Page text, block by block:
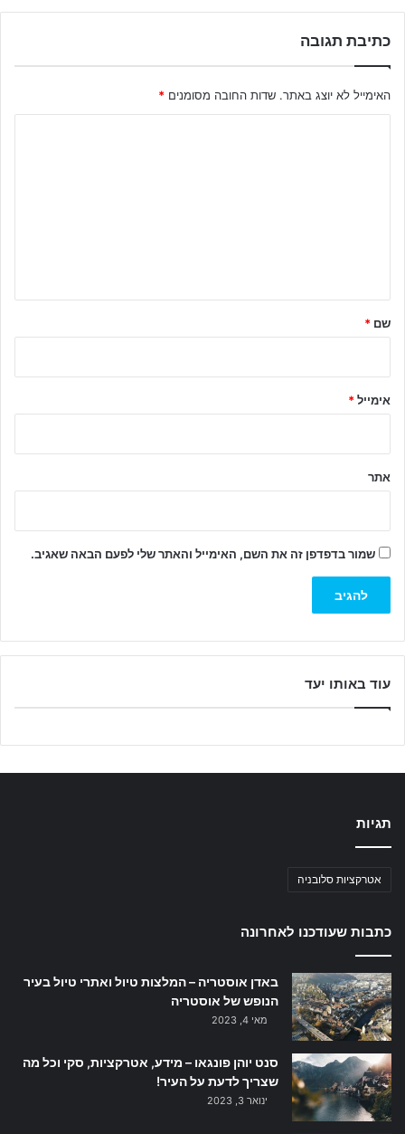
כתיבת תגובה
האימייל לא יוצג באתר. שדות החובה מסומנים *
ל
שם *
אימייל*
אתר
שמור בדפדפן זה את השם, האימייל והאתר שלי לפעם הבאה שאגיב.
עוד באותו יעד
תגיות
אטרקציות סלובניה
כתבות שעודכנו לאחרונה
באדן אוסטריה – המלצות טיול ואתרי טיול בעיר
הנופש של אוסטריה
מאי 4, 2023
סנט יוהן פונגאו – מידע, אטרקציות, סקי וכל מה
שצריך לדעת על העיר!
ינואר 3, 2023